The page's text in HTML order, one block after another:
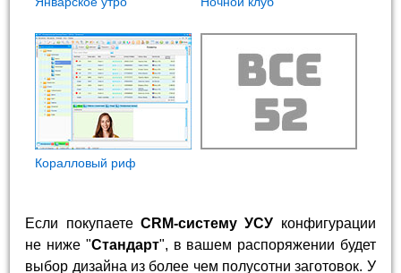
Коралловый риф
Если покупаете CRM-систему УСУ конфигурации
не ниже "Стандарт", в вашем распоряжении будет
выбор дизайна из более чем полусотни заготовок. У